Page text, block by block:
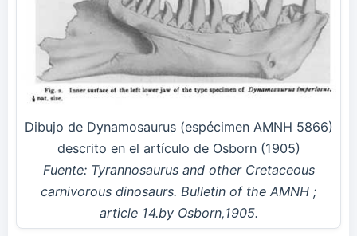
Dibujo de Dynamosaurus (espécimen AMNH 5866)
descrito en el artículo de Osborn (1905)
Fuente: Tyrannosaurus and other Cretaceous
carnivorous dinosaurs. Bulletin of the AMNH ;
article 14.by Osborn,1905.